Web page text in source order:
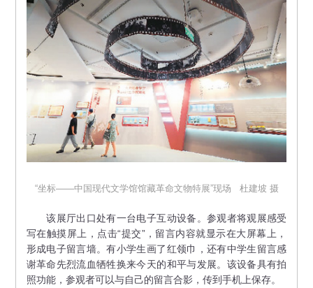
“坐标——中国现代文学馆馆藏革命文物特展”现场 杜建坡 摄
该展厅出口处有一台电子互动设备。参观者将观展感受
写在触摸屏上，点击“提交”，留言内容就显示在大屏幕上，
形成电子留言墙。有小学生画了红领巾，还有中学生留言感
谢革命先烈流血牺牲换来今天的和平与发展。该设备具有拍
照功能，参观者可以与自己的留言合影，传到手机上保存。